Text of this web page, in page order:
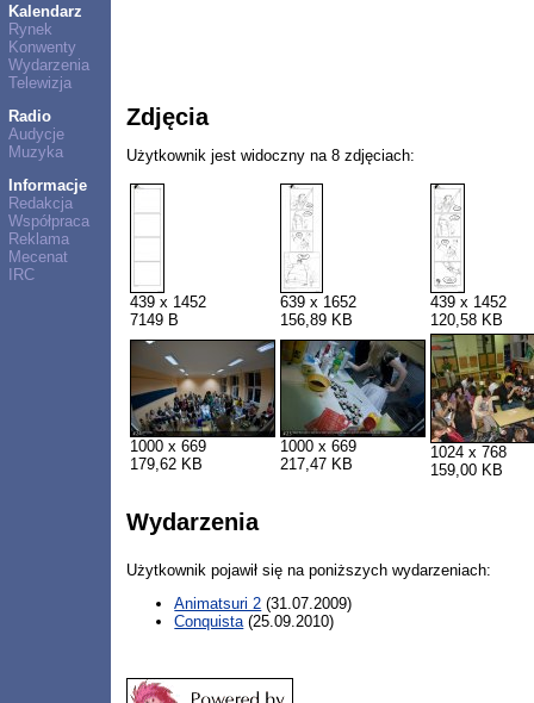
Kalendarz
Rynek
Konwenty
Wydarzenia
Telewizja
Radio
Audycje
Muzyka
Informacje
Redakcja
Współpraca
Reklama
Mecenat
IRC
Zdjęcia
Użytkownik jest widoczny na 8 zdjęciach:
439 x 1452
7149 B
639 x 1652
156,89 KB
439 x 1452
120,58 KB
1000 x 669
179,62 KB
1000 x 669
217,47 KB
1024 x 768
159,00 KB
Wydarzenia
Użytkownik pojawił się na poniższych wydarzeniach:
Animatsuri 2 (31.07.2009)
Conquista(25.09.2010)